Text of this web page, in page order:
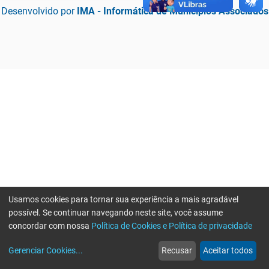
Desenvolvido por IMA - Informática de Municípios Associados
web
Notícias
more_horiz
Mais
Usamos cookies para tornar sua experiência a mais agradável
possível. Se continuar navegando neste site, você assume
concordar com nossa Política de Cookies e Política de privacidade
Gerenciar Cookies... Recusar Aceitar todos
Erro ao enviar informações, por favor tente novamente